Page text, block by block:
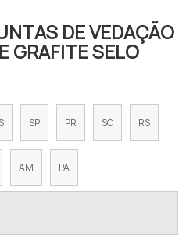
DE VEDAÇÃO
GRAFITE SELO
SP PR SC RS
AM PA